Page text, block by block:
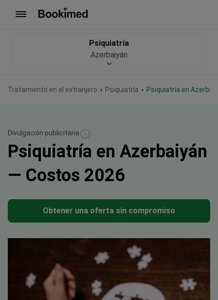
Tratamiento en el extranjero Psiquiatría Psiquiatría en
Psiquiatría
Azerbaiyán
Divulgación publicitaria
Psiquiatría en Azerbaiyán
— Costos 2026
Obtener una oferta sin compromiso